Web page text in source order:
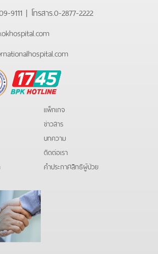
9111 | โทรสาร.0-2877-2222
BPK
Hotline
แพ็กเกจ
ข่าวสาร
บทความ
ติดต่อเรา
คําประกาศสิทธิผู้ป่วย